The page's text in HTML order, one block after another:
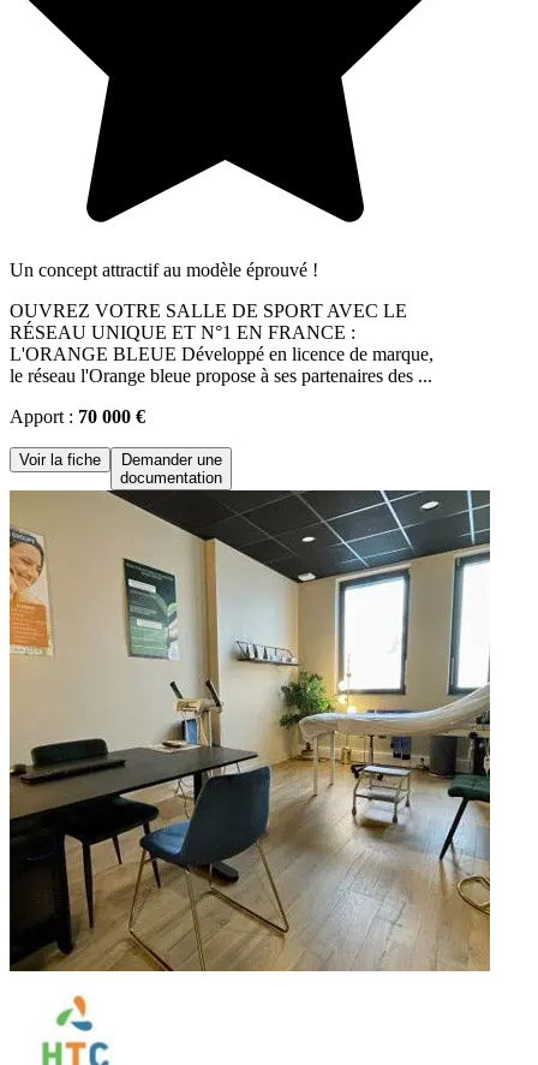
Un concept attractif au modèle éprouvé !
OUVREZ VOTRE SALLE DE SPORT AVEC LE
RÉSEAU UNIQUE ET N°1 EN FRANCE :
L'ORANGE BLEUE Développé en licence de marque,
le réseau l'Orange bleue propose à ses partenaires des ...
Apport : 70 000 €
Voir la fiche
Demander une
documentation